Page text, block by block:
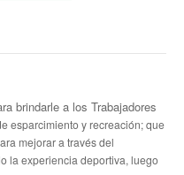
brindarle a los Trabajadores
esparcimiento y recreación; que
mejorar a través del
la experiencia deportiva, luego